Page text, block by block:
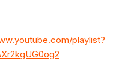
playlist?